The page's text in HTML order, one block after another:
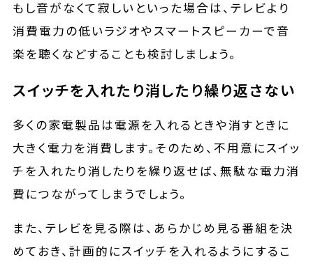
もし音がなくて寂しいといった場合は、テレビより
消費電力の低いラジオやスマートスピーカーで音
楽を聴くなどすることも検討しましょう。
スイッチを入れたり消したり繰り返さない
多くの家電製品は電源を入れるときや消すときに
大きく電力を消費します。そのため、不用意にスイッ
チを入れたり消したりを繰り返せば、無駄な電力消
費につながってしまうでしょう。
また、テレビを見る際は、あらかじめ見る番組を決
めておき、計画的にスイッチを入れるようにするこ